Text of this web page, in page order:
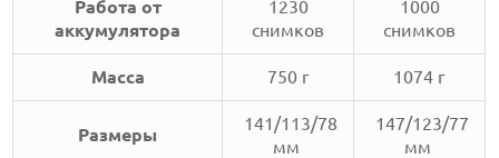
Работа от
аккумулятора
1230
снимков
1000
снимков
Масса 750 г 1074 г
Размеры
141/113/78
мм
147/123/77
мм